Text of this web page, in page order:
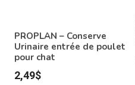
PROPLAN – Conserve
Urinaire entrée de poulet
pour chat
2,49$